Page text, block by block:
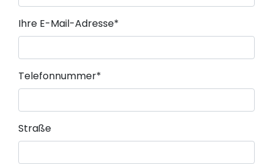
Pflichtfeld
Ihre E-Mail-Adresse*
Pflichtfeld
Telefonnummer*
Straße